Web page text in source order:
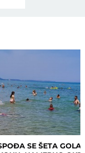
SE ŠETA GOLA